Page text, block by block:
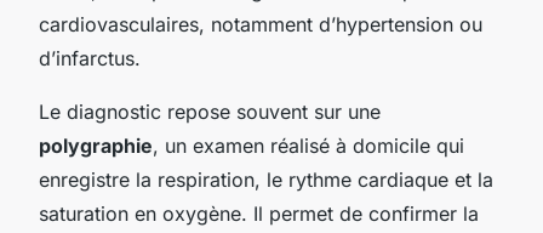
cardiovasculaires, notamment d’hypertension ou
d’infarctus.
Le diagnostic repose souvent sur une
polygraphie, un examen réalisé à domicile qui
enregistre la respiration, le rythme cardiaque et la
saturation en oxygène. Il permet de confirmer la